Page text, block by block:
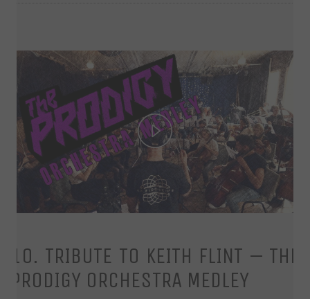
Play
Video
10. TRIBUTE TO KEITH FLINT – THE
PRODIGY ORCHESTRA MEDLEY